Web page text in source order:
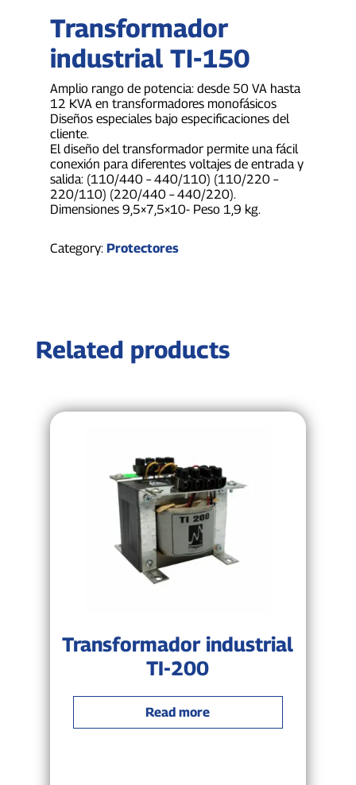
Transformador
industrial TI-150
Amplio rango de potencia: desde 50 VA hasta
12 KVA en transformadores monofásicos
Diseños especiales bajo especificaciones del
cliente.
El diseño del transformador permite una fácil
conexión para diferentes voltajes de entrada y
salida: (110/440 – 440/110) (110/220 –
220/110) (220/440 – 440/220).
Dimensiones 9,5×7,5×10- Peso 1,9 kg.
Category: Protectores
Related products
Transformador industrial
TI-200
Read more